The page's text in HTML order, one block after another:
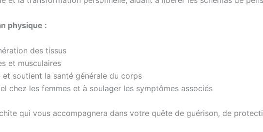
physique :
des tissus
et musculaires
soutient la santé générale du corps
chez les femmes et à soulager les symptômes associés
qui vous accompagnera dans votre quête de guérison, de